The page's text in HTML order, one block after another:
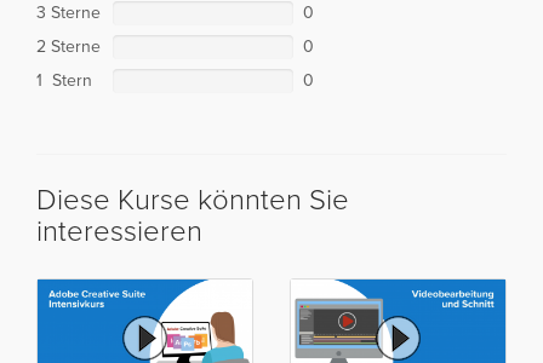
3 Sterne
0
2 Sterne
0
1 Stern
0
Diese Kurse könnten Sie
interessieren